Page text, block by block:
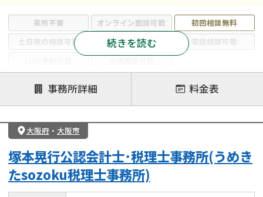
来所不要 オンライン面談可能
初回相談無料
土日祝の相談可能
19時以降電話可能
電話相談可能
注力案件
遺言書作成・遺言執行
相続放棄
相続登記
遺産分割
遺留分侵害額請求
相続税申告
相続手続き
成年後見・任意後見
贈与税
生前対策
相続人調査
相続財産調査
続きを読む
事務所詳細 料金表
大阪府・ 大阪市
塚本晃行公認会計士･税理士事務所(うめき
たsozoku税理士事務所)